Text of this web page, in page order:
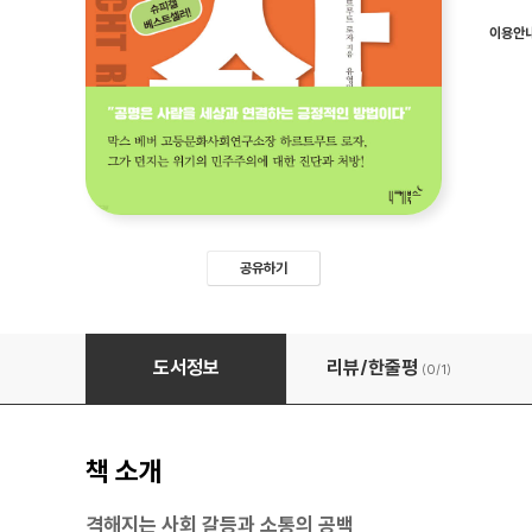
공유하기
이용안
공명 사회도서정보 리뷰/한줄평 (0/1)
책 소개
격해지는 사회 갈등과 소통의 공백